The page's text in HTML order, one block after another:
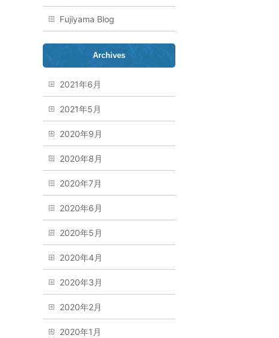
Fujiyama Blog
Archives
2021年6月
2021年5月
2020年9月
2020年8月
2020年7月
2020年6月
2020年5月
2020年4月
2020年3月
2020年2月
2020年1月